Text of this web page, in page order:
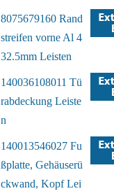
8075679160 Rand
streifen vorne Al 4
32.5mm Leisten
140036108011 Tü
rabdeckung Leiste
n
140013546027 Fu
ßplatte, Gehäuserü
ckwand, Kopf Lei